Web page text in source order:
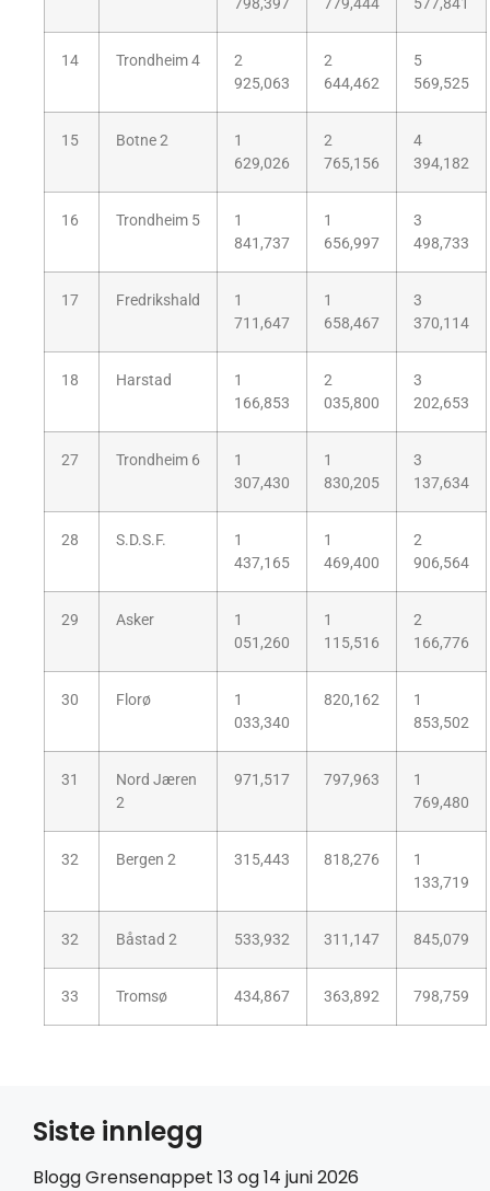
14 Trondheim 4
2
925,063
2
644,462
5
569,525
15 Botne 2
1
629,026
2
765,156
4
394,182
16 Trondheim 5
1
841,737
1
656,997
3
498,733
17 Fredrikshald
1
711,647
1
658,467
3
370,114
18 Harstad
1
166,853
2
035,800
3
202,653
27 Trondheim 6
1
307,430
1
830,205
3
137,634
28 S.D.S.F.
1
437,165
1
469,400
2
906,564
29 Asker
1
051,260
1
115,516
2
166,776
30 Florø
1
033,340
820,162
1
853,502
31
Nord Jæren
2
971,517 797,963
1
769,480
32 Bergen 2 315,443 818,276
1
133,719
32 Båstad 2 533,932 311,147 845,079
33 Tromsø 434,867 363,892 798,759
Siste innlegg
Blogg Grensenappet 13 og 14 juni 2026